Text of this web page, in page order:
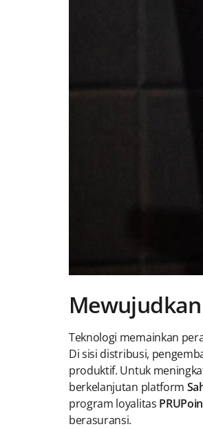
Teknologi memainkan
Di sisi distribusi,
produktif. Untuk
berkelanjutan platform
program loyalitas
berasuransi.